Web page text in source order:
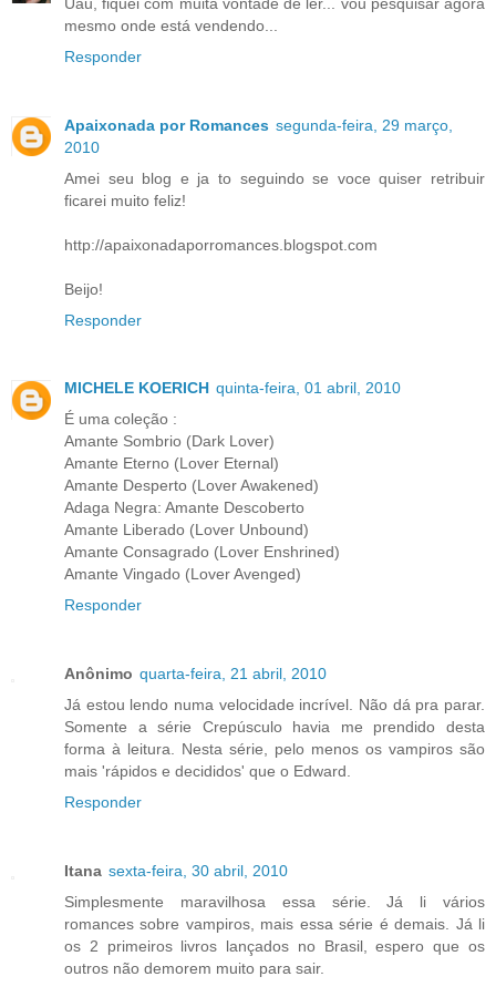
mesmo onde está vendendo...
Responder
Apaixonada por Romances segunda-feira, 29 março,
2010
Amei seu blog e ja to seguindo se voce quiser retribuir
ficarei muito feliz!
http://apaixonadaporromances.blogspot.com
Beijo!
Responder
MICHELE KOERICH quinta-feira, 01 abril, 2010
É uma coleção :
Amante Sombrio (Dark Lover)
Amante Eterno (Lover Eternal)
Amante Desperto (Lover Awakened)
Adaga Negra: Amante Descoberto
Amante Liberado (Lover Unbound)
Amante Consagrado (Lover Enshrined)
Amante Vingado (Lover Avenged)
Responder
Anônimo quarta-feira, 21 abril, 2010
Já estou lendo numa velocidade incrível. Não dá pra parar.
Somente a série Crepúsculo havia me prendido desta
forma à leitura. Nesta série, pelo menos os vampiros são
mais 'rápidos e decididos' que o Edward.
Responder
Itana sexta-feira, 30 abril, 2010
Simplesmente maravilhosa essa série. Já li vários
romances sobre vampiros, mais essa série é demais. Já li
os 2 primeiros livros lançados no Brasil, espero que os
outros não demorem muito para sair.